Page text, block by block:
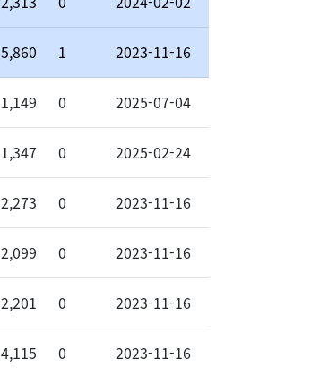
5,860 1 2023-11-16
1,149 0 2025-07-04
1,347 0 2025-02-24
2,273 0 2023-11-16
2,099 0 2023-11-16
2,201 0 2023-11-16
4,115 0 2023-11-16